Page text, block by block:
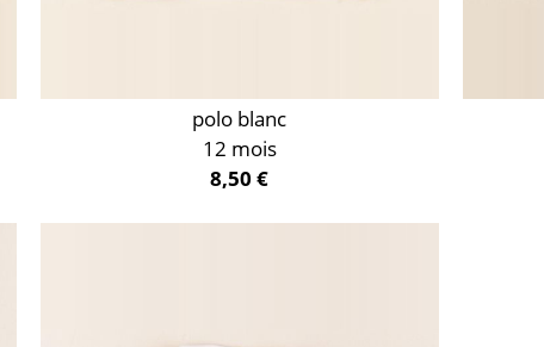
polo blanc
12 mois
8,50 €